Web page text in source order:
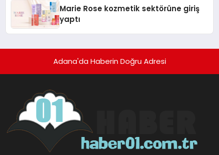
Marie Rose kozmetik sektörüne giriş
yaptı
Adana'da Haberin Doğru Adresi